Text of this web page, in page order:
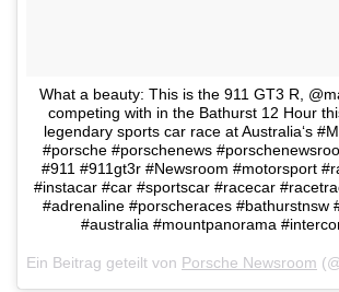
What a beauty: This is the 911 GT3 R,
competing with in the Bathurst 12 Hour
legendary sports car race at Australia‘s
#porsche #porschenews
#911 #911gt3r #Newsroom #motorsport
#instacar #car #sportscar #racecar
#adrenaline #porscheraces #bathurstnsw
#australia #mountpanorama
Ein Beitrag geteilt von Porsche Newsroom